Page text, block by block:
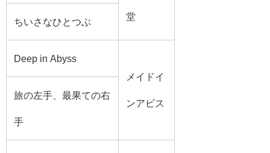
堂
ちいさなひとつぶ
Deep in Abyss
メイドイ
ンアビス
旅の左手、最果ての右
手